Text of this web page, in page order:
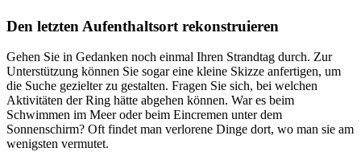
Den letzten Aufenthaltsort rekonstruieren
Gehen Sie in Gedanken noch einmal Ihren Strandtag durch. Zur
Unterstützung können Sie sogar eine kleine Skizze anfertigen, um
die Suche gezielter zu gestalten. Fragen Sie sich, bei welchen
Aktivitäten der Ring hätte abgehen können. War es beim
Schwimmen im Meer oder beim Eincremen unter dem
Sonnenschirm? Oft findet man verlorene Dinge dort, wo man sie am
wenigsten vermutet.